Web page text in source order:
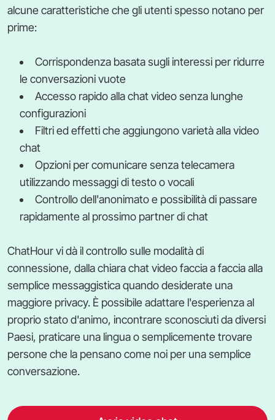
alcune caratteristiche che gli utenti spesso notano per
prime:
Corrispondenza basata sugli interessi per ridurre
le conversazioni vuote
Accesso rapido alla chat video senza lunghe
configurazioni
Filtri ed effetti che aggiungono varietà alla video
chat
Opzioni per comunicare senza telecamera
utilizzando messaggi di testo o vocali
Controllo dell'anonimato e possibilità di passare
rapidamente al prossimo partner di chat
ChatHour vi dà il controllo sulle modalità di
connessione, dalla chiara chat video faccia a faccia alla
semplice messaggistica quando desiderate una
maggiore privacy. È possibile adattare l'esperienza al
proprio stato d'animo, incontrare sconosciuti da diversi
Paesi, praticare una lingua o semplicemente trovare
persone che la pensano come noi per una semplice
conversazione.